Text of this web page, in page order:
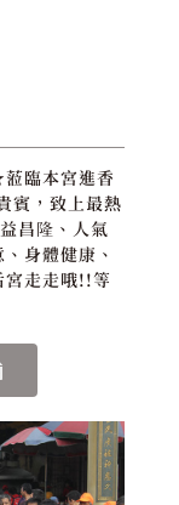
臨本宮進香
賓，致上最熱
昌隆、人氣
身體健康、
宮走走哦!!等